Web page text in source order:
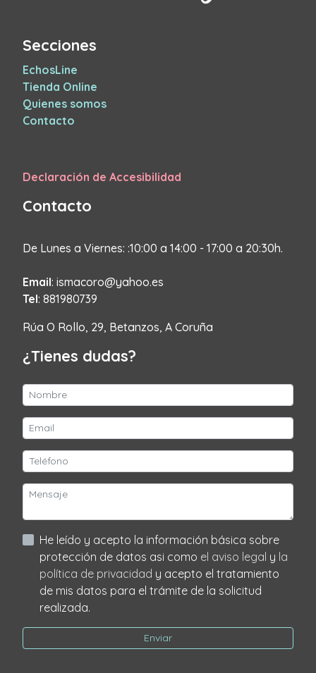
Secciones
EchosLine
Tienda Online
Quienes somos
Contacto
Declaración de Accesibilidad
Contacto
De Lunes a Viernes: :10:00 a 14:00 - 17:00 a 20:30h.
Email: ismacoro@yahoo.es
Tel: 881980739
Rúa O Rollo, 29, Betanzos, A Coruña
¿Tienes dudas?
He leído y acepto la información básica sobre
protección de datos asi como el aviso legal y la
política de privacidad y acepto el tratamiento
de mis datos para el trámite de la solicitud
realizada.
Enviar